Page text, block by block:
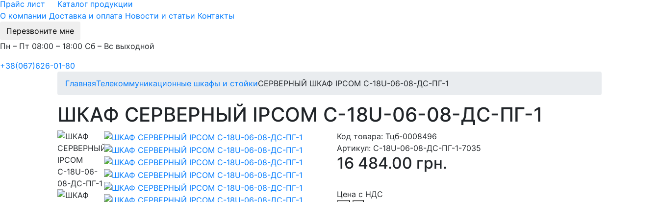
Прайс лист
Каталог продукции
О компании Доставка и оплата Новости и статьи Контакты
Перезвоните мне
Пн – Пт 08:00 – 18:00 Сб – Вс выходной
+38(067)626-01-80
ГлавнаяТелекоммуникационные шкафы и стойкиСЕРВЕРНЫЙ ШКАФ IPCOM С-18U-06-08-ДС-ПГ-1
ШКАФ СЕРВЕРНЫЙ IPCOM С-18U-06-08-ДС-ПГ-1
Код товара: Тцб-0008496
Артикул: С-18U-06-08-ДС-ПГ-1-7035
16 484.00 грн.
Цена с НДС